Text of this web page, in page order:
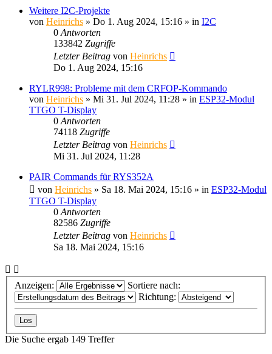
Weitere I2C-Projekte
von Heinrichs » Do 1. Aug 2024, 15:16 » in I2C
0 Antworten
133842 Zugriffe
Letzter Beitrag von Heinrichs
Do 1. Aug 2024, 15:16
RYLR998: Probleme mit dem CRFOP-Kommando
von Heinrichs » Mi 31. Jul 2024, 11:28 » in ESP32-Modul
TTGO T-Display
0 Antworten
74118 Zugriffe
Letzter Beitrag von Heinrichs
Mi 31. Jul 2024, 11:28
PAIR Commands für RYS352A
von Heinrichs » Sa 18. Mai 2024, 15:16 » in ESP32-Modul
TTGO T-Display
0 Antworten
82586 Zugriffe
Letzter Beitrag von Heinrichs
Sa 18. Mai 2024, 15:16
Anzeigen:
Sortiere nach:
Richtung:
Die Suche ergab 149 Treffer